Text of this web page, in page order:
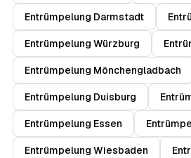
Entrümpelung Darmstadt
Entrümpelung Würzburg
Entrümpelung Mönchengladbach
Entrümpelung Duisburg
Entrümpelung Essen
Entrümpelung Wiesbaden